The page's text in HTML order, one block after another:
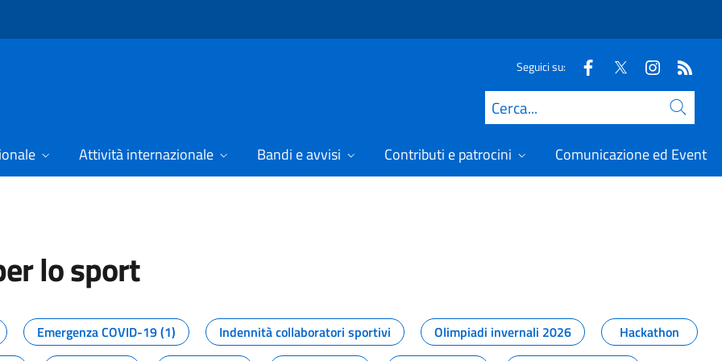
Seguici su:
Cerca
Attività internazionale Bandi e avvisi Contributi e patrocini Comunicazione ed Eventi
lo sport
dal Dipartimento per lo sport
Emergenza COVID-19 (1) Indennità collaboratori sportivi Olimpiadi invernali 2026
Hackathon